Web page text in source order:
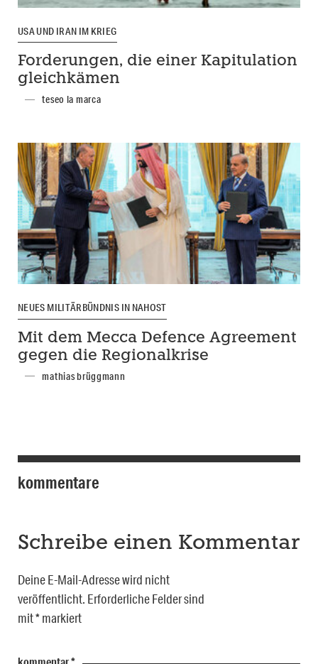
USA UND IRAN IM KRIEG
Forderungen, die einer Kapitulation
gleichkämen
teseo la marca
NEUES MILITÄRBÜNDNIS IN NAHOST
Mit dem Mecca Defence Agreement
gegen die Regionalkrise
mathias brüggmann
kommentare
Schreibe einen Kommentar
Deine E-Mail-Adresse wird nicht
veröffentlicht. Erforderliche Felder sind
mit*markiert